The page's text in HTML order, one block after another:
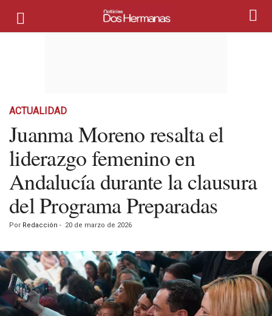
ACTUALIDAD
Juanma Moreno resalta el
liderazgo femenino en
Andalucía durante la clausura
del Programa Preparadas
Por Redacción - 20 de marzo de 2026